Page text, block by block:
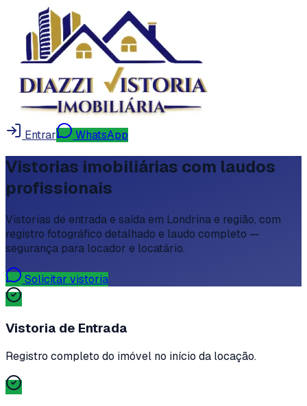
Entrar WhatsApp
Vistorias imobiliárias com laudos
profissionais
Vistorias de entrada e saída em Londrina e região, com
registro fotográfico detalhado e laudo completo —
segurança para locador e locatário.
Solicitar vistoria
Vistoria de Entrada
Registro completo do imóvel no início da locação.